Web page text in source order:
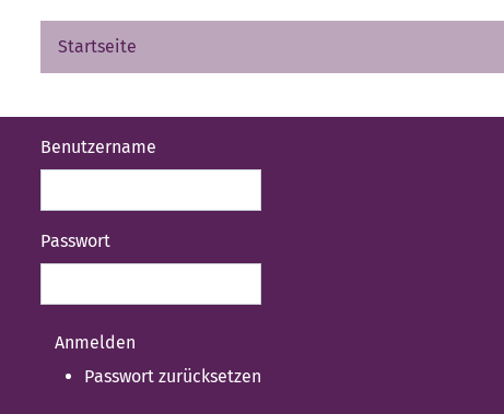
Startseite
Benutzername
Passwort
Passwort zurücksetzen